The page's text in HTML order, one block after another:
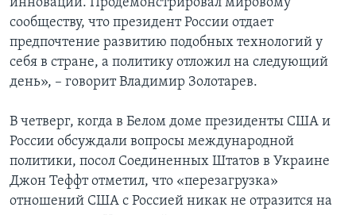
сообществу, что президент России отдает
предпочтение развитию подобных технологий у
себя в стране, а политику отложил на следующий
день», – говорит Владимир Золотарев.
В четверг, когда в Белом доме президенты США и
России обсуждали вопросы международной
политики, посол Соединенных Штатов в Украине
Джон Теффт отметил, что «перезагрузка»
отношений США с Россией никак не отразится на